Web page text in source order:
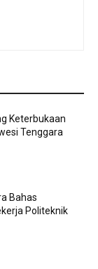
Keterbukaan
Tenggara
Bahas
Politeknik